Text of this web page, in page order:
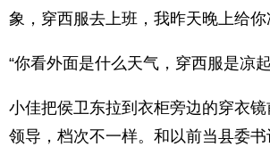
象，穿西服去上班，我昨天晚上给你
“你看外面是什么天气，穿西服是凉
小佳把侯卫东拉到衣柜旁边的穿衣镜
领导，档次不一样。和以前当县委